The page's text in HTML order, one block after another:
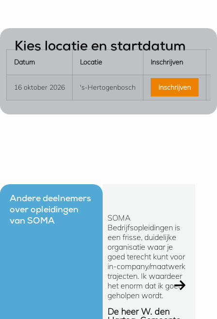
Kies locatie en startdatum
Datum Locatie Inschrijven
16 oktober 2026 's-Hertogenbosch Inschrijven
Andere deelnemers
over opleidingen
van SOMA
SOMA
Bedrijfsopleidingen is
een frisse, duidelijke
organisatie waar je
goed terecht kunt voor
in-company/maatwerk
trajecten. Ik waardeer
het enorm dat ik goed
geholpen wordt.
De heer W. den